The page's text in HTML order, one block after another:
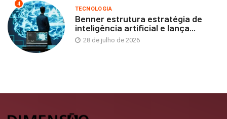
4
TECNOLOGIA
Benner estrutura estratégia de
inteligência artificial e lança...
28 de julho de 2026